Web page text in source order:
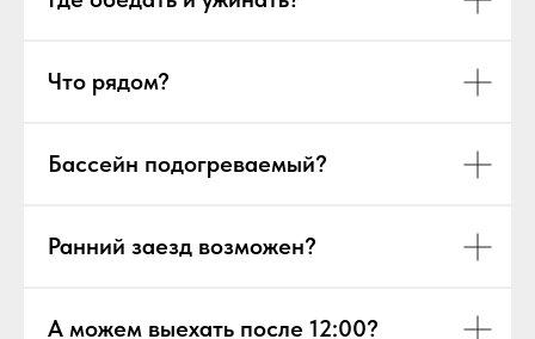
Что рядом?
Бассейн подогреваемый?
Ранний заезд возможен?
А можем выехать после 12:00?